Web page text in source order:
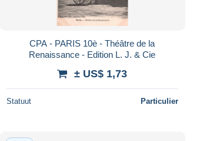
CPA - PARIS 10è - Théâtre de la
Renaissance - Edition L. J. & Cie
± US$ 1,73
Statuut Particulier